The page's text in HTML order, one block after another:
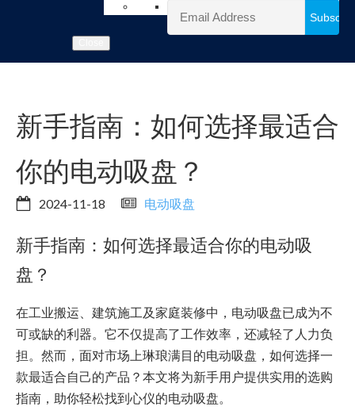
新手指南：如何选择最适合
你的电动吸盘？
2024-11-18 电动吸盘
新手指南：如何选择最适合你的电动吸
盘？
在工业搬运、建筑施工及家庭装修中，电动吸盘已成为不
可或缺的利器。它不仅提高了工作效率，还减轻了人力负
担。然而，面对市场上琳琅满目的电动吸盘，如何选择一
款最适合自己的产品？本文将为新手用户提供实用的选购
指南，助你轻松找到心仪的电动吸盘。